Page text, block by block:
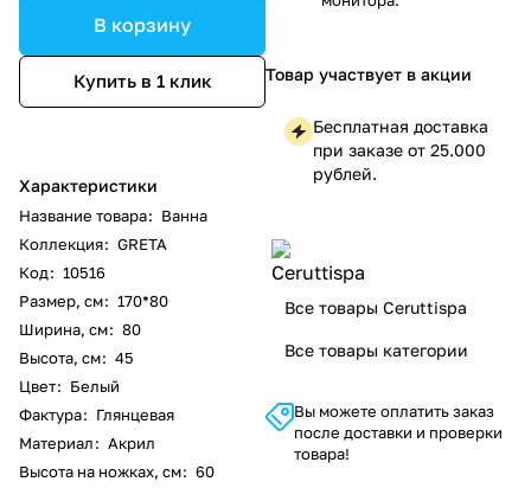
В корзину
Купить в 1 клик
Характеристики
Название товара: Ванна
Коллекция: GRETA
Код: 10516
Размер, см: 170*80
Ширина, см: 80
Высота, см: 45
Цвет: Белый
Фактура: Глянцевая
Материал: Акрил
Высота на ножках, см: 60
Товар участвует в акции
Бесплатная доставка
при заказе от 25.000
рублей.
Все товары Ceruttispa
Все товары категории
Вы можете оплатить заказ
после доставки и проверки
товара!